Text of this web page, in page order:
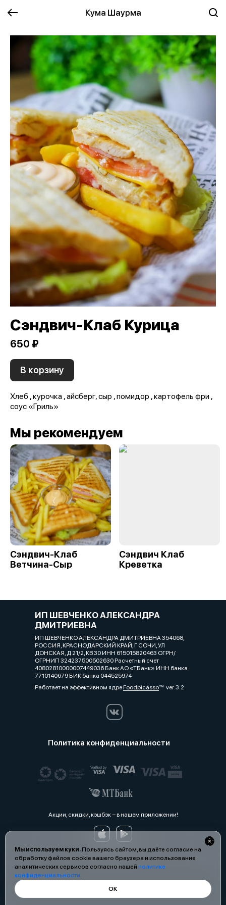
Кума Шаурма
Мы используем куки.Пользуясь сайтом, вы даёте согласие на
обработку файлов cookie вашего браузера и использование
аналитических сервисов согласно нашей политике
конфиденциальности.
ОК
Сэндвич-Клаб Курица
650 ₽
В корзину
Хлеб , курочка , айсберг, сыр , помидор , картофель фри ,
соус «Гриль»
Мы рекомендуем
Сэндвич-Клаб
Ветчина-Сыр
Сэндвич Клаб
Креветка
ИП ШЕВЧЕНКО АЛЕКСАНДРА
ДМИТРИЕВНА
ИП ШЕВЧЕНКО АЛЕКСАНДРА ДМИТРИЕВНА 354068,
РОССИЯ, КРАСНОДАРСКИЙ КРАЙ, Г СОЧИ, УЛ
ДОНСКАЯ, Д 21/2, КВ 30 ИНН 615015820463 ОГРН/
ОГРНИП 324237500502630 Расчетный счет
40802810000007449036 Банк АО «ТБанк» ИНН банка
7710140679 БИК банка 044525974
Работает на эффективном ядреFoodpicássover. 3.2
Политика конфиденциальности
Акции, скидки, кэшбэк − в нашем приложении!